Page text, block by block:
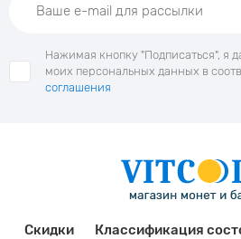
Нажимая кнопку "Подписаться", я
моих персональных данных в
соглашения
Скидки Классификация